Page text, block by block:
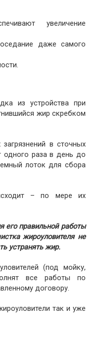
увеличение
даже самого
из устройства при
жир скребком
в сточных
одного раза в день до
лоток для сбора
– по мере их
его правильной работы
жироуловителя не
устранять жир.
(под мойку,
все работы по
договору.
так и уже